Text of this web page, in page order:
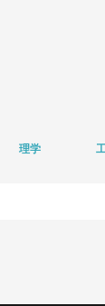
理学